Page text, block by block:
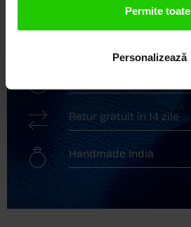
Permite toate
Personalizează
Livrare în cutie cadou
Retur gratuit în 14 zile
Handmade India